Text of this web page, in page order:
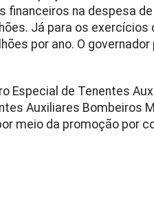
financeiros na despesa
Já para os exercícios
por ano. O
Especial de Tenentes
Auxiliares Bombeiros
meio da promoção por